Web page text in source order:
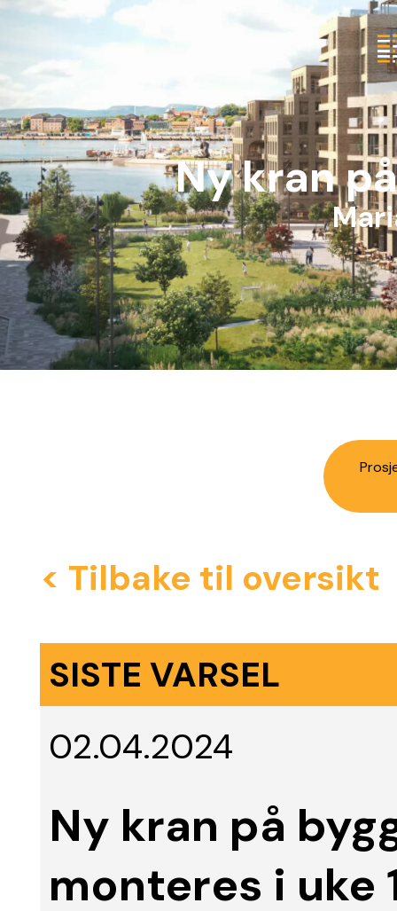
Ny kran
< Tilbake til oversikt
SISTE VARSEL
02.04.2024
Ny kran på
monteres i uke